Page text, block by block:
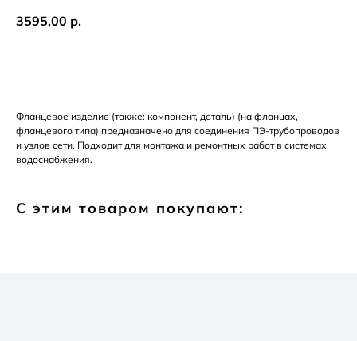
3595,00 р.
Фланцевое изделие (также: компонент, деталь) (на фланцах,
фланцевого типа) предназначено для соединения ПЭ-трубопроводов
и узлов сети. Подходит для монтажа и ремонтных работ в системах
водоснабжения.
С этим товаром покупают: